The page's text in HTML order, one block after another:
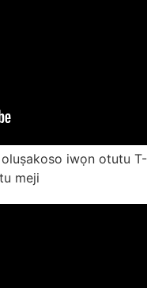
iwọn otutu T-
meji